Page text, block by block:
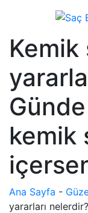
Kemik
kemik
Ana Sayfa -
yararları